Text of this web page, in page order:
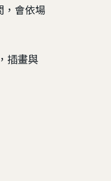
會依場
插畫與